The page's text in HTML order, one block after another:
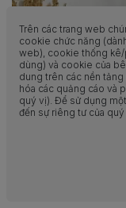
Trên các trang web
cookie chức năng
web), cookie thống kê/
dùng) và cookie của
dung trên các nền
hóa các quảng cáo và
quý vị). Để sử dụng
đến sự riêng tư của